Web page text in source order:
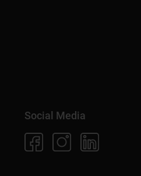
Social Media